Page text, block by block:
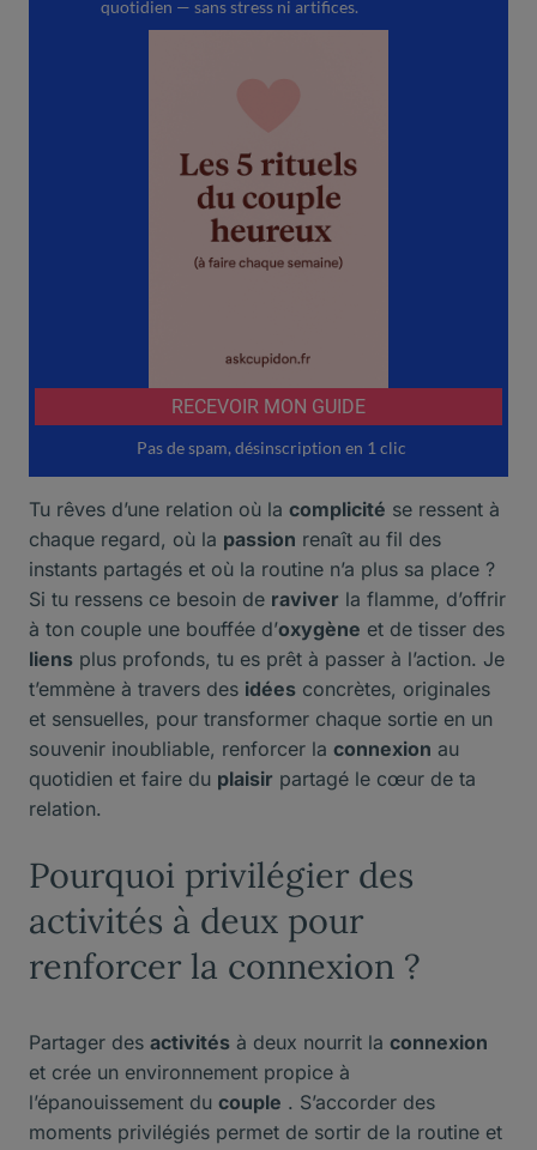
Tu rêves d’une relation où la complicité se ressent à
chaque regard, où la passion renaît au fil des
instants partagés et où la routine n’a plus sa place ?
Si tu ressens ce besoin de raviver la flamme, d’offrir
à ton couple une bouffée d’oxygène et de tisser des
liens plus profonds, tu es prêt à passer à l’action. Je
t’emmène à travers des idées concrètes, originales
et sensuelles, pour transformer chaque sortie en un
souvenir inoubliable, renforcer la connexion au
quotidien et faire du plaisir partagé le cœur de ta
relation.
Pourquoi privilégier des
activités à deux pour
renforcer la connexion ?
Partager des activités à deux nourrit la connexion
et crée un environnement propice à
l’épanouissement du couple . S’accorder des
moments privilégiés permet de sortir de la routine et